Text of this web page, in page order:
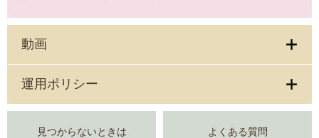
動画
運用ポリシー
見つからないときは よくある質問